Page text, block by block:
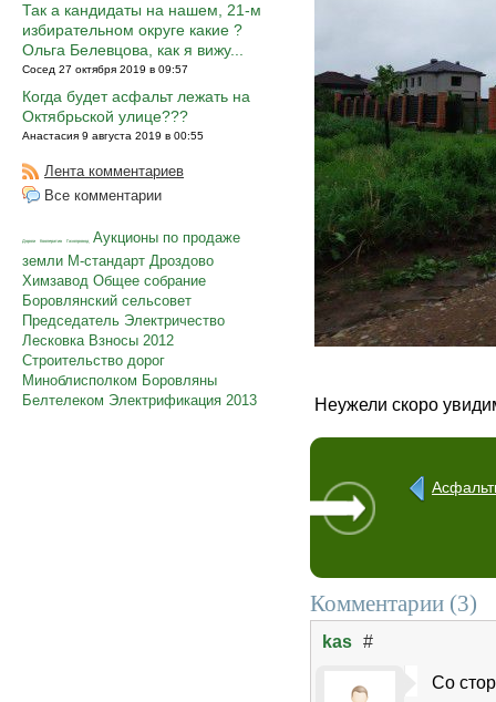
Так а кандидаты на нашем, 21-м
избирательном округе какие ?
Ольга Белевцова, как я вижу...
Сосед 27 октября 2019 в 09:57
Когда будет асфальт лежать на
Октябрьской улице???
Анастасия 9 августа 2019 в 00:55
Лента комментариев
Все комментарии
Дороги Кооператив Газопровод
Аукционы по продаже
земли М-стандарт Дроздово
Химзавод Общее собрание
Боровлянский сельсовет
Председатель Электричество
Лесковка Взносы 2012
Строительство дорог
Миноблисполком Боровляны
Белтелеком Электрификация 2013 Неужели скоро
Комментарии (3)
kas #
Со